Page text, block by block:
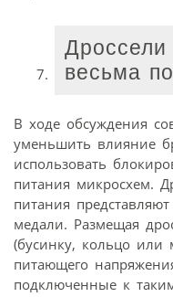
Дроссели
весьма
В ходе обсуждения
уменьшить влияние
использовать
питания микросхем.
питания
медали. Размещая
(бусинку, кольцо
питающего
подключенные к